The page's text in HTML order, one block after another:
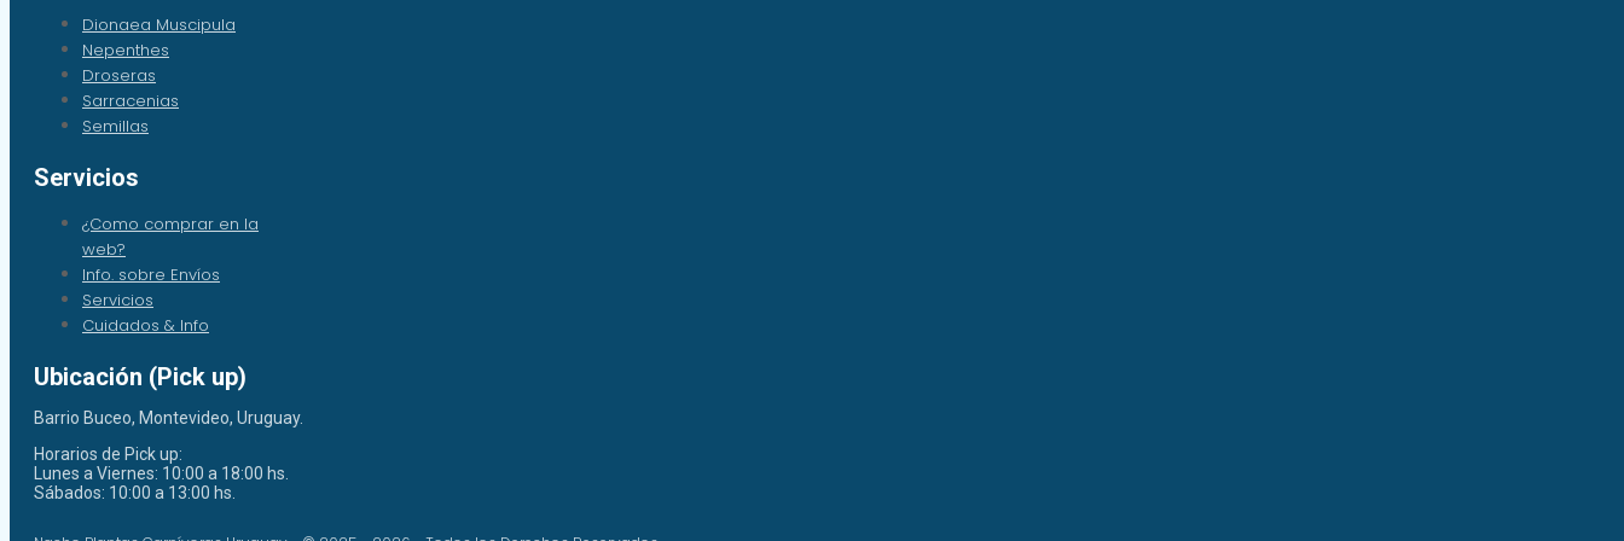
Dionaea Muscipula
Nepenthes
Droseras
Sarracenias
Semillas
Servicios
¿Como comprar en la
web?
Info. sobre Envíos
Servicios
Cuidados & Info
Ubicación (Pick up)
Barrio Buceo, Montevideo, Uruguay.
Horarios de Pick up:
Lunes a Viernes: 10:00 a 18:00 hs.
Sábados: 10:00 a 13:00 hs.